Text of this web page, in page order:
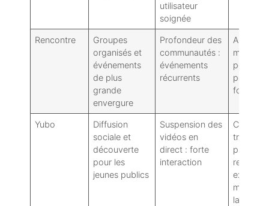
utilisateur
soignée
Rencontre
Groupes
organisés et
événements
de plus
grande
envergure
Profondeur des
communautés :
événements
récurrents
moins
peut
formel
Yubo
Diffusion
sociale et
découverte
pour les
jeunes publics
Suspension des
vidéos en
direct : forte
interaction
Ciblage
tranche
plus
restreint
examen
la